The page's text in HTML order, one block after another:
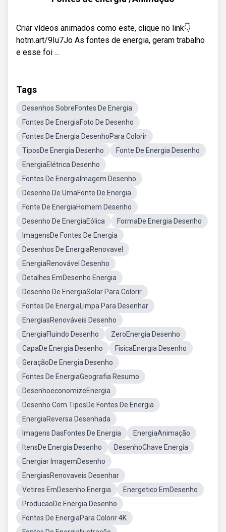
Criar vídeos animados como este, clique no link👇
hotm.art/9Iu7Jo As fontes de energia, geram trabalho
e esse foi ...
Tags
Desenhos SobreFontes De Energia
Fontes De EnergiaFoto De Desenho
Fontes De Energia DesenhoPara Colorir
TiposDe Energia Desenho
Fonte De Energia Desenho
EnergiaElétrica Desenho
Fontes De EnergiaImagem Desenho
Desenho De UmaFonte De Energia
Fonte De EnergiaHomem Desenho
Desenho De EnergiaEólica
FormaDe Energia Desenho
ImagensDe Fontes De Energia
Desenhos De EnergiaRenovavel
EnergiaRenovável Desenho
Detalhes EmDesenho Energia
Desenho De EnergiaSolar Para Colorir
Fontes De EnergiaLimpa Para Desenhar
EnergiasRenováveis Desenho
EnergiaFluindo Desenho
ZeroEnergia Desenho
CapaDe Energia Desenho
FisicaEnergia Desenho
GeraçãoDe Energia Desenho
Fontes De EnergiaGeografia Resumo
DesenhoeconomizeEnergia
Desenho Com TiposDe Fontes De Energia
EnergiaReversa Desenhada
Imagens DasFontes De Energia
EnergiaAnimação
ItensDe Energia Desenho
DesenhoChave Energia
Energiar ImagemDesenho
EnergiasRenovaveis Desenhar
Vetires EmDesenho Energia
Energetico EmDesenho
ProducaoDe Energia Desenho
Fontes De EnergiaPara Colorir 4K